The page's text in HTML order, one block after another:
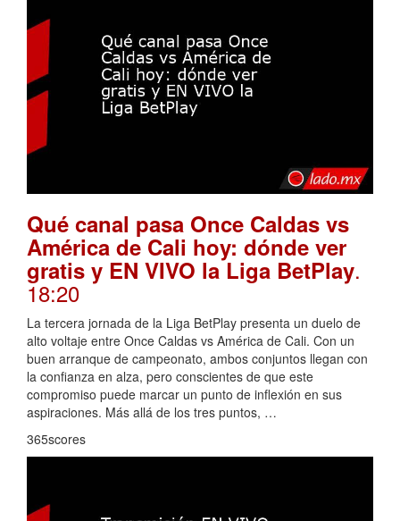
Qué canal pasa Once Caldas vs
América de Cali hoy: dónde ver
gratis y EN VIVO la Liga BetPlay.
18:20
La tercera jornada de la Liga BetPlay presenta un duelo de
alto voltaje entre Once Caldas vs América de Cali. Con un
buen arranque de campeonato, ambos conjuntos llegan con
la confianza en alza, pero conscientes de que este
compromiso puede marcar un punto de inflexión en sus
aspiraciones. Más allá de los tres puntos, …
365scores